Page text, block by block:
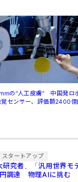
の"人工皮膚" 中国発ロ
覚センサー、評価額2400
スタートアップ
研究者、「汎用世界モ
調達 物理AIに挑む